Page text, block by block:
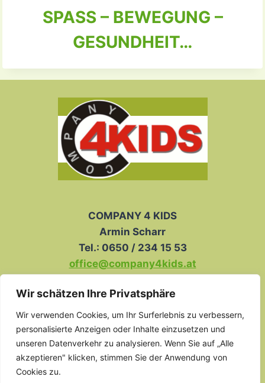
Wir schätzen Ihre Privatsphäre
Wir verwenden Cookies, um Ihr Surferlebnis zu verbessern,
personalisierte Anzeigen oder Inhalte einzusetzen und
unseren Datenverkehr zu analysieren. Wenn Sie auf „Alle
akzeptieren" klicken, stimmen Sie der Anwendung von
Cookies zu.
SPASS – BEWEGUNG –
GESUNDHEIT…
COMPANY 4 KIDS
Armin Scharr
Tel.: 0650 / 234 15 53
office@company4kids.at
IMPRESSUM DSE AGB KINDERSCHUTZ
© 2026 COMPANY 4 KIDS - WordPress Theme